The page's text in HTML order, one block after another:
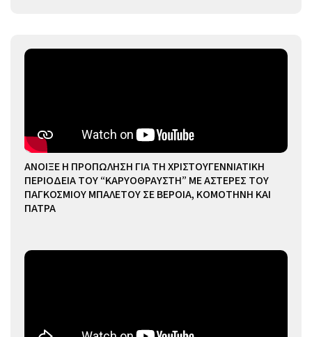
ΑΝΟΙΞΕ Η ΠΡΟΠΩΛΗΣΗ ΓΙΑ ΤΗ ΧΡΙΣΤΟΥΓΕΝΝΙΑΤΙΚΗ
ΠΕΡΙΟΔΕΙΑ ΤΟΥ “ΚΑΡΥΟΘΡΑΥΣΤΗ” ΜΕ ΑΣΤΕΡΕΣ ΤΟΥ
ΠΑΓΚΟΣΜΙΟΥ ΜΠΑΛΕΤΟΥ ΣΕ ΒΕΡΟΙΑ, ΚΟΜΟΤΗΝΗ ΚΑΙ
ΠΑΤΡΑ